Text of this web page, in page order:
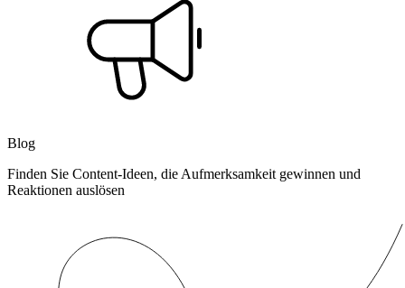
Blog
Finden Sie Content-Ideen, die Aufmerksamkeit gewinnen und
Reaktionen auslösen